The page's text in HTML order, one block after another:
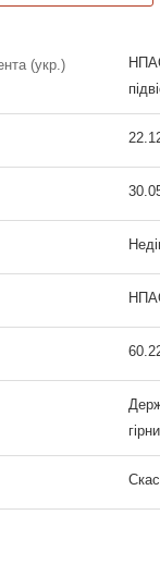
(укр.)